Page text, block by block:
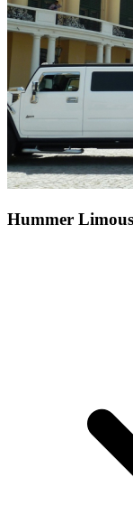
Hummer